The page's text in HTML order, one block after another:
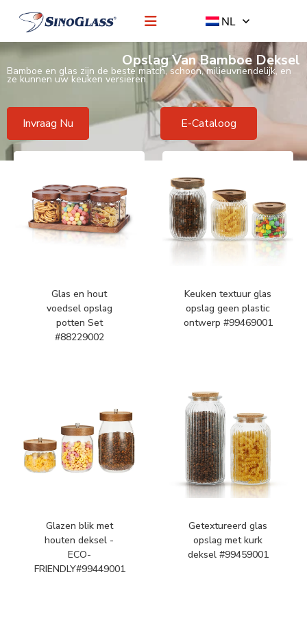
NL
Opslag Van Bamboe Deksel
Bamboe en glas zijn de beste match, schoon, milieuvriendelijk, en
ze kunnen uw keuken versieren.
Invraag Nu E-Cataloog
Glas en hout
voedsel opslag
potten Set
#88229002
Keuken textuur glas
opslag geen plastic
ontwerp #99469001
Glazen blik met
houten deksel -
ECO-
FRIENDLY#99449001
Getextureerd glas
opslag met kurk
deksel #99459001